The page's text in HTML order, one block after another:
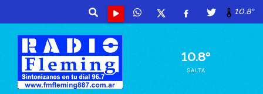
10.8º
10.8º
SALTA